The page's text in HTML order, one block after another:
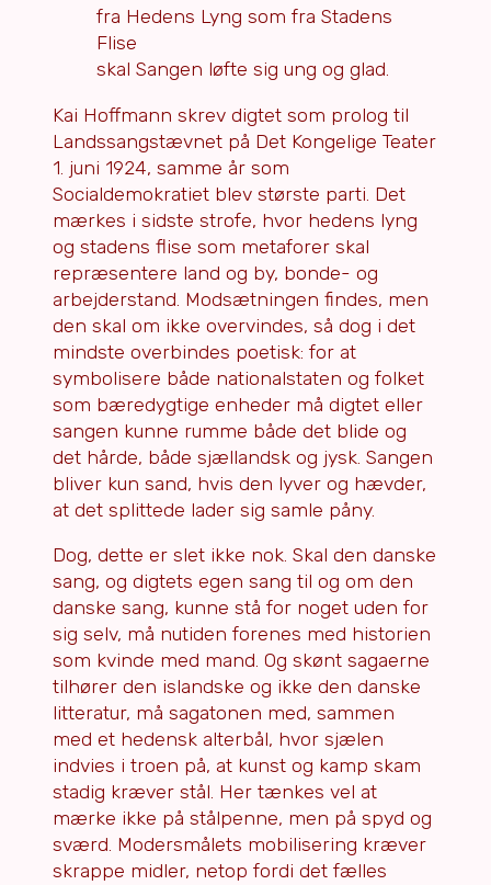
fra Hedens Lyng som fra Stadens
Flise
skal Sangen løfte sig ung og glad.
Kai Hoffmann skrev digtet som prolog til
Landssangstævnet på Det Kongelige Teater
1. juni 1924, samme år som
Socialdemokratiet blev største parti. Det
mærkes i sidste strofe, hvor hedens lyng
og stadens flise som metaforer skal
repræsentere land og by, bonde- og
arbejderstand. Modsætningen findes, men
den skal om ikke overvindes, så dog i det
mindste overbindes poetisk: for at
symbolisere både nationalstaten og folket
som bæredygtige enheder må digtet eller
sangen kunne rumme både det blide og
det hårde, både sjællandsk og jysk. Sangen
bliver kun sand, hvis den lyver og hævder,
at det splittede lader sig samle påny.
Dog, dette er slet ikke nok. Skal den danske
sang, og digtets egen sang til og om den
danske sang, kunne stå for noget uden for
sig selv, må nutiden forenes med historien
som kvinde med mand. Og skønt sagaerne
tilhører den islandske og ikke den danske
litteratur, må sagatonen med, sammen
med et hedensk alterbål, hvor sjælen
indvies i troen på, at kunst og kamp skam
stadig kræver stål. Her tænkes vel at
mærke ikke på stålpenne, men på spyd og
sværd. Modersmålets mobilisering kræver
skrappe midler, netop fordi det fælles